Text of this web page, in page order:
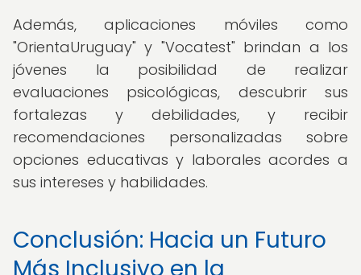
Además, aplicaciones móviles como
"OrientaUruguay" y "Vocatest" brindan a los
jóvenes la posibilidad de realizar
evaluaciones psicológicas, descubrir sus
fortalezas y debilidades, y recibir
recomendaciones personalizadas sobre
opciones educativas y laborales acordes a
sus intereses y habilidades.
Conclusión: Hacia un Futuro